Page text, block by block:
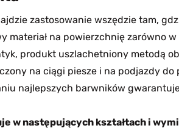
zastosowanie wszędzie tam,
materiał na powierzchnię zarówno
produkt uszlachetniony metodą
na ciągi piesze i na podjazdy
najlepszych barwników
w następujących kształtach i